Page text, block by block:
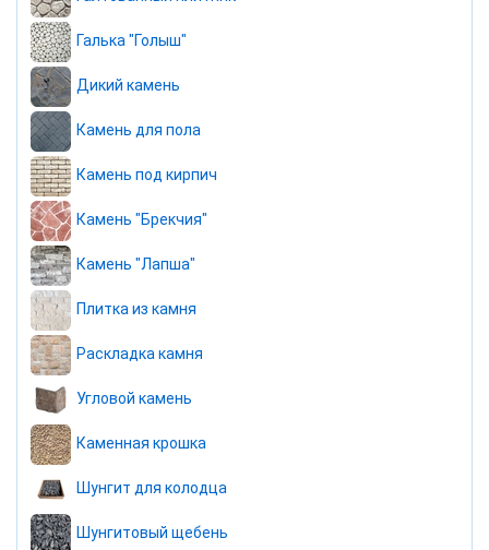
Галька "Голыш"
Дикий камень
Камень для пола
Камень под кирпич
Камень "Брекчия"
Камень "Лапша"
Плитка из камня
Раскладка камня
Угловой камень
Каменная крошка
Шунгит для колодца
Шунгитовый щебень